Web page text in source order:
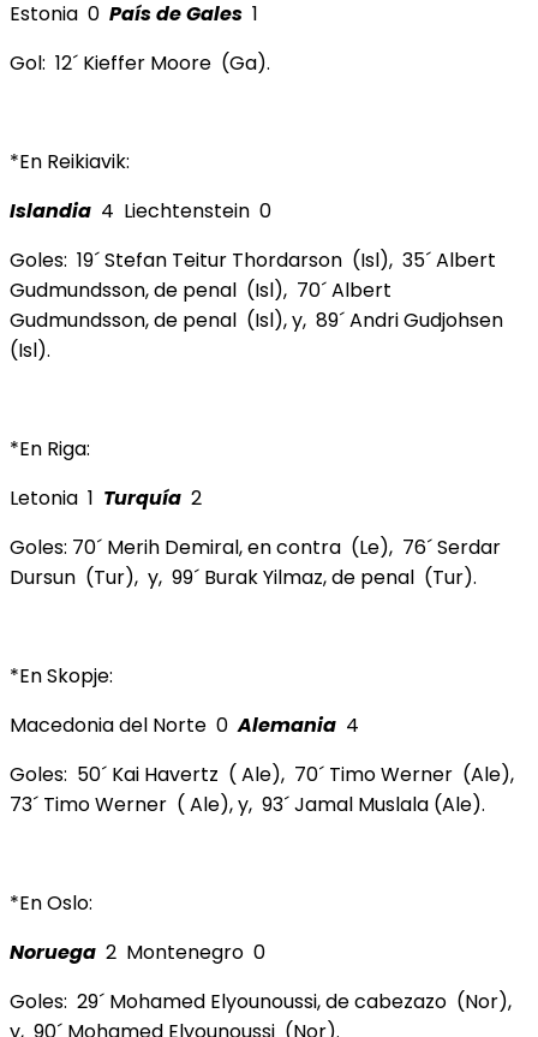
Estonia 0 País de Gales 1
Gol: 12´ Kieffer Moore (Ga).
*En Reikiavik:
Islandia 4 Liechtenstein 0
Goles: 19´ Stefan Teitur Thordarson (Isl), 35´ Albert
Gudmundsson, de penal (Isl), 70´ Albert
Gudmundsson, de penal (Isl), y, 89´ Andri Gudjohsen
(Isl).
*En Riga:
Letonia 1 Turquía 2
Goles: 70´ Merih Demiral, en contra (Le), 76´ Serdar
Dursun (Tur), y, 99´ Burak Yilmaz, de penal (Tur).
*En Skopje:
Macedonia del Norte 0Alemania 4
Goles: 50´ Kai Havertz ( Ale), 70´ Timo Werner (Ale),
73´ Timo Werner ( Ale), y, 93´ Jamal Muslala (Ale).
*En Oslo:
Noruega 2 Montenegro 0
Goles: 29´ Mohamed Elyounoussi, de cabezazo (Nor),
y, 90´ Mohamed Elyounoussi (Nor).